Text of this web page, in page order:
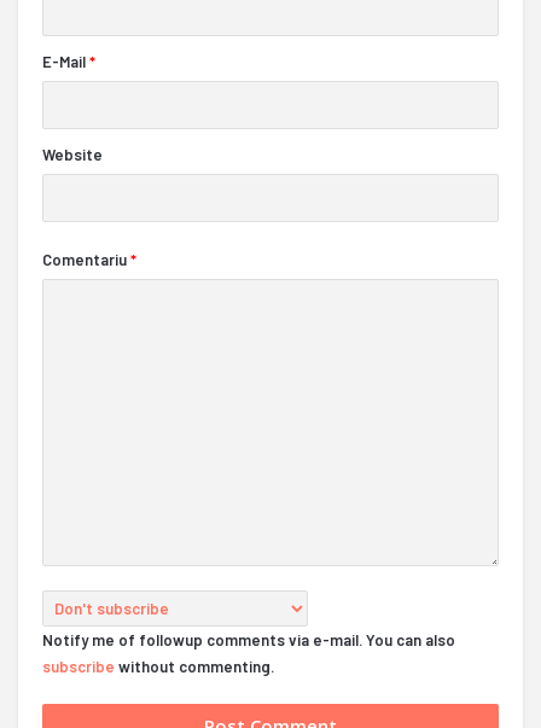
E-Mail*
Website
Comentariu*
Notify me of followup comments via e-mail. You can also
subscribe without commenting.